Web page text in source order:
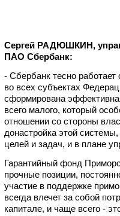
Сергей РАДЮШКИН,
ПАО Сбербанк:
- Сбербанк тесно работает
во всех субъектах
сформирована
всего малого, который
отношении со стороны
донастройка этой
целей и задач, и в плане
Гарантийный фонд
прочные позиции,
участие в поддержке
всегда влечет за собой
капитале, и чаще всего -